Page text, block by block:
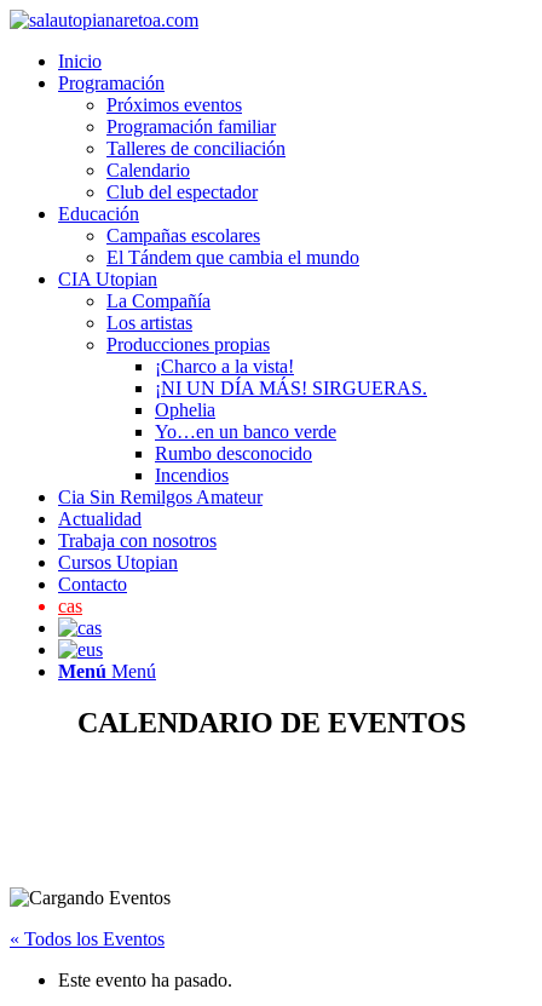
Inicio
Programación
Próximos eventos
Programación familiar
Talleres de conciliación
Calendario
Club del espectador
Educación
Campañas escolares
El Tándem que cambia el mundo
CIA Utopian
La Compañía
Los artistas
Producciones propias
¡Charco a la vista!
¡NI UN DÍA MÁS! SIRGUERAS.
Ophelia
Yo…en un banco verde
Rumbo desconocido
Incendios
Cia Sin Remilgos Amateur
Actualidad
Trabaja con nosotros
Cursos Utopian
Contacto
cas
Menú Menú
CALENDARIO DE EVENTOS
« Todos los Eventos
Este evento ha pasado.